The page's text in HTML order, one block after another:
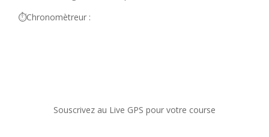
⏱️Chronomètreur :
Souscrivez au Live GPS pour votre course